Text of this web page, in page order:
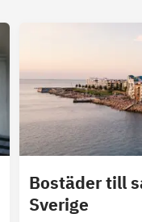
Bostäder till
Sverige